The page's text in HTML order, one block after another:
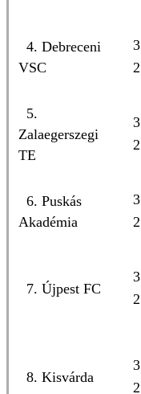
4. Debreceni
VSC
3
2
5.
Zalaegerszegi
TE
3
2
6. Puskás
Akadémia
3
2
7. Újpest FC
3
2
8. Kisvárda
3
2